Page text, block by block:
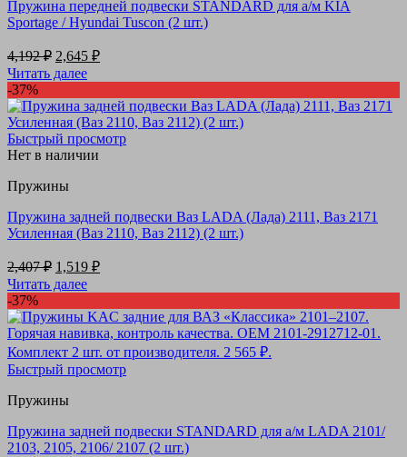
Пружина передней подвески STANDARD для а/м KIA
Sportage / Hyundai Tuscon (2 шт.)
4,192₽ Первоначальная
цена
составляла
4,192 ₽.
2,645 ₽Текущая
Читать далее
-37%
Быстрый просмотр
Нет в наличии
Пружины
Пружина задней подвески Ваз LADA (Лада) 2111, Ваз 2171
Усиленная (Ваз 2110, Ваз 2112) (2 шт.)
2,407₽ Первоначальная
цена
составляла
2,407 ₽.
1,519 ₽Текущая
Читать далее
-37%
Быстрый просмотр
Пружины
Пружина задней подвески STANDARD для а/м LADA 2101/
2103, 2105, 2106/ 2107 (2 шт.)